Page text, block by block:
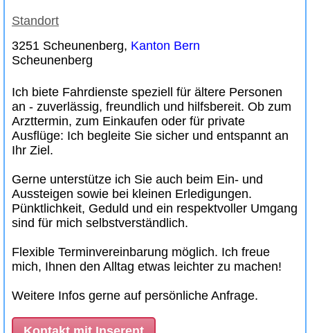
Standort
3251 Scheunenberg, Kanton Bern
Scheunenberg
Ich biete Fahrdienste speziell für ältere Personen
an - zuverlässig, freundlich und hilfsbereit. Ob zum
Arzttermin, zum Einkaufen oder für private
Ausflüge: Ich begleite Sie sicher und entspannt an
Ihr Ziel.
Gerne unterstütze ich Sie auch beim Ein- und
Aussteigen sowie bei kleinen Erledigungen.
Pünktlichkeit, Geduld und ein respektvoller Umgang
sind für mich selbstverständlich.
Flexible Terminvereinbarung möglich. Ich freue
mich, Ihnen den Alltag etwas leichter zu machen!
Weitere Infos gerne auf persönliche Anfrage.